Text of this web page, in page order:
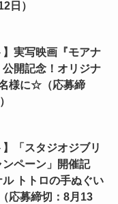
日）
】実写映画『モアナ
公開記念！オリジナ
様に☆（応募締
】「スタジオジブリ
ペーン」開催記
トトロの手ぬぐい
応募締切：8月13